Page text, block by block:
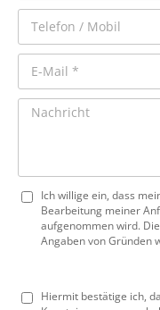
Ich willige ein, dass
Bearbeitung meiner
aufgenommen wird.
Angaben von Gründen
Hiermit bestätige ich,